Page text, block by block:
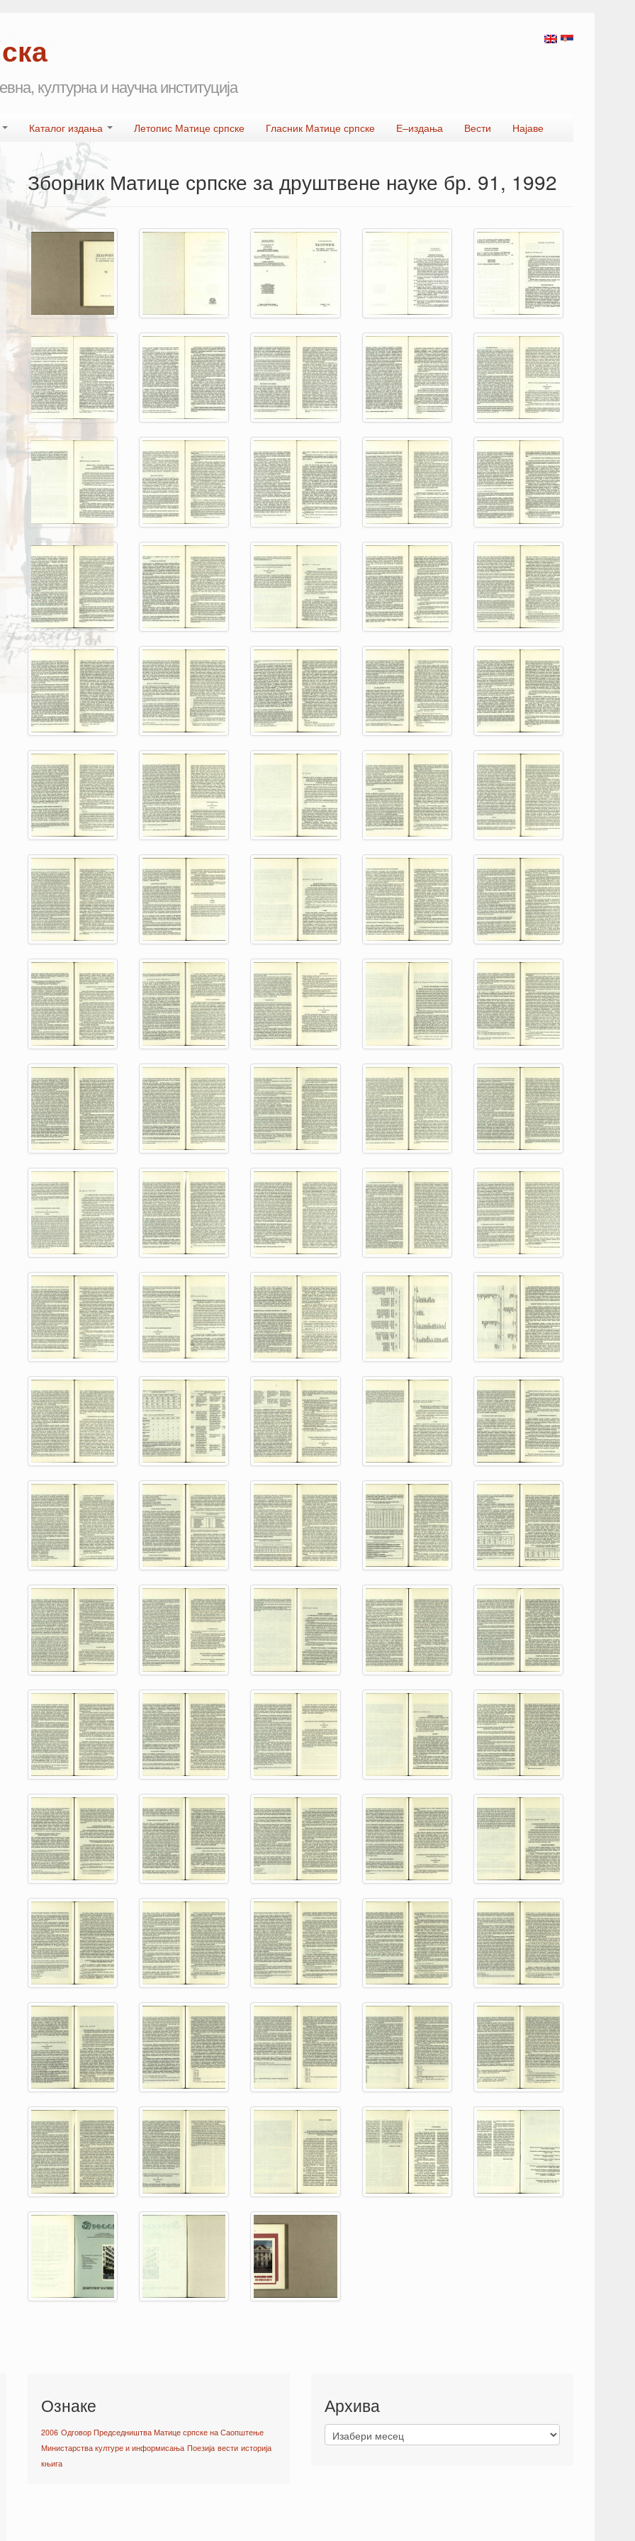
културна и научна институција
Каталог издања Летопис Матице српске Гласник Матице српске Е–издања Вести Најаве
Зборник Матице српске за друштвене науке бр. 91, 1992
Ознаке
2006 Одговор Председништва Матице српске на Саопштење
Министарства културе и информисања Поезија вести историја
књига
Архива